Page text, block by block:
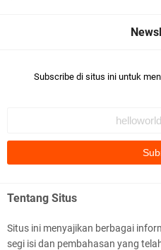
Polda NTB Apresiasi
Pesan Kamtibmas
Subscribe di situs ini untuk
Tentang Situs
Situs ini menyajikan berbagai
segi isi dan pembahasan yang